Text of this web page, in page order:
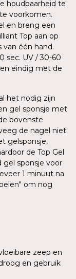
houdbaarheid te
voorkomen.
en breng een
Top aan op
van één hand.
sec. UV / 30-60
eindig met de
het nodig zijn
gel sponsje met
bovenste
de nagel niet
gelsponsje,
de Top Gel
gel sponsje voor
1 minuut na
om nog
zeep en
en gebruik